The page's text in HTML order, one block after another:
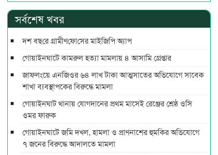
সর্বশেষ খবর
দশ বছ‌রে গ্রামীণ‌ফো‌সের মাইজিপি অ্যাপ
গোয়াইনঘাটে কামরুল হত্যা মামলায় ৪ আসামি গ্রেপ্তার
জাফলংয়ে এনজিওর ৬৪ লাখ টাকা আত্মসাতের অভিযোগে সাবেক
শাখা ব্যবস্থাপকের বিরুদ্ধে মামলা
গোয়াইনঘাট থানায় যোগদানের প্রথম মাসেই রেঞ্জের শ্রেষ্ঠ ওসি
ওমর ফারুক
গোয়াইনঘাটে জমি দখল, হামলা ও প্রাণনাশের হুমকির অভিযোগে
৭ জনের বিরুদ্ধে আদালতে মামলা